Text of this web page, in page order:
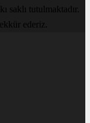
saklı tutulmaktadır.
ederiz.